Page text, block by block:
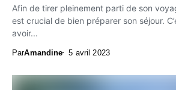
Afin de tirer pleinement parti de son
est crucial de bien préparer son séjour.
avoir...
ParAmandine 5 avril 2023